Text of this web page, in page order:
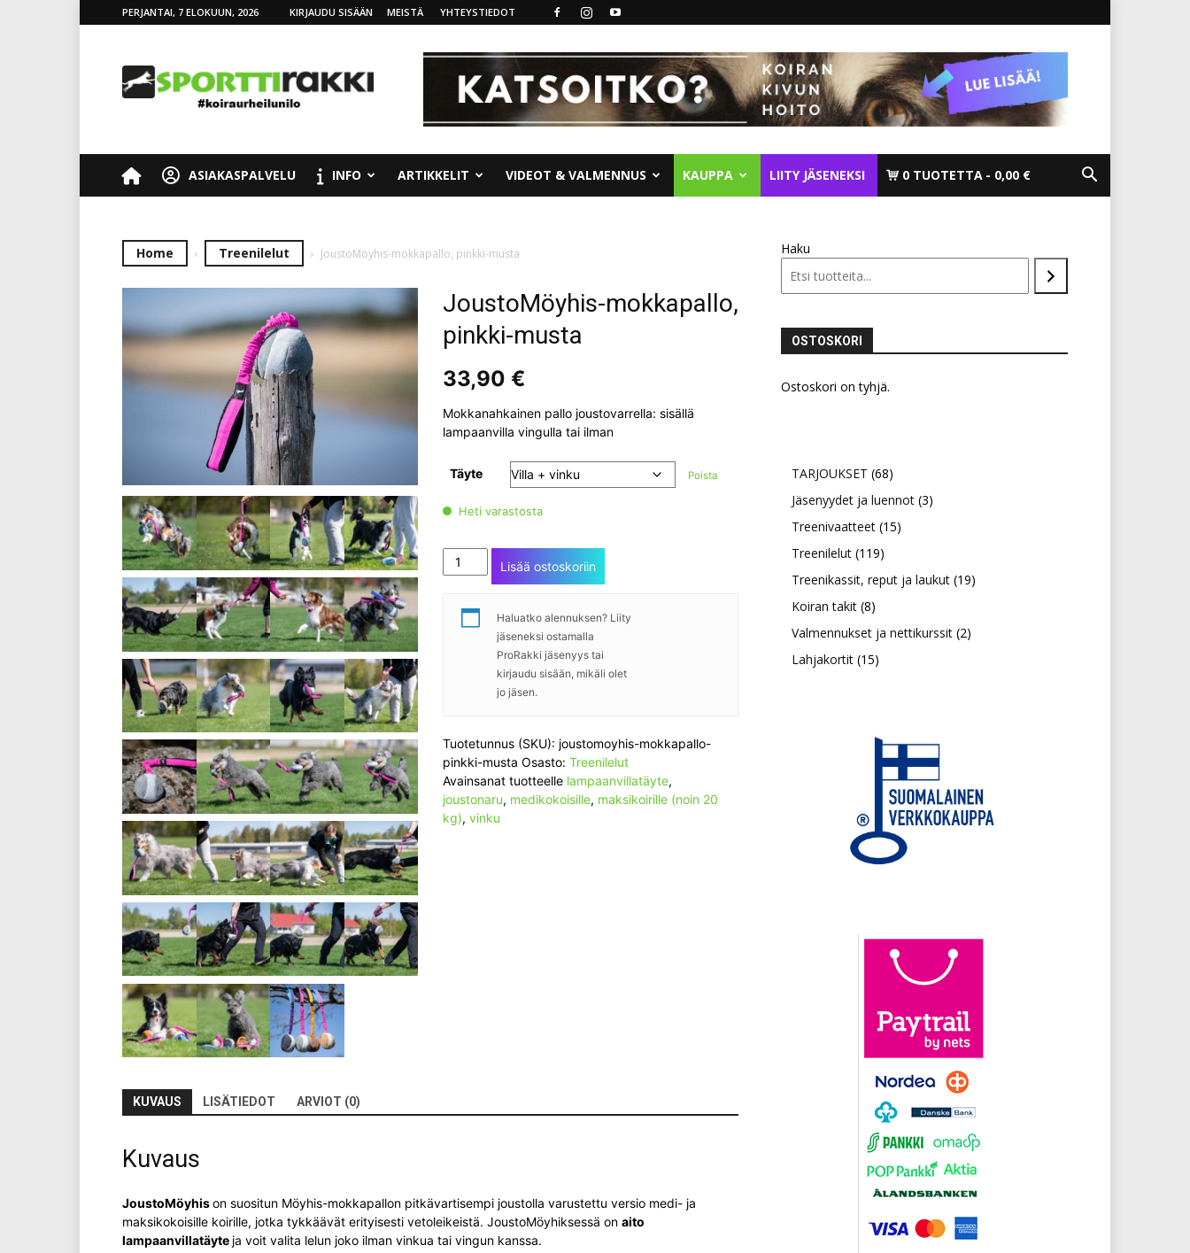
PERJANTAI, 7 ELOKUUN, 2026 KIRJAUDU SISÄÄN MEISTÄ YHTEYSTIEDOT
ASIAKASPALVELU INFO ARTIKKELIT VIDEOT & VALMENNUS KAUPPA LIITY JÄSENEKSI 0 TUOTETTA 0,00 €
Home Treenilelut JoustoMöyhis-mokkapallo, pinkki-musta
JoustoMöyhis-mokkapallo,
pinkki-musta
33,90 €
Mokkanahkainen pallo joustovarrella: sisällä
lampaanvilla vingulla tai ilman
Täyte Poista
Heti varastosta
JoustoMöyhis-
mokkapallo,
musta
määrä
Lisää ostoskoriin
Haluatko alennuksen? Liity
jäseneksi ostamalla
ProRakki jäsenyys tai
kirjaudu sisään, mikäli olet
jo jäsen.
Tuotetunnus (SKU): joustomoyhis-mokkapallo-
pinkki-musta Osasto: Treenilelut
Avainsanat tuotteelle lampaanvillatäyte,
joustonaru, medikokoisille, maksikoirille (noin 20
kg), vinku
KUVAUS LISÄTIEDOT ARVIOT (0)
Kuvaus
JoustoMöyhison suositun Möyhis-mokkapallon pitkävartisempi joustolla varustettu versio medi- ja
maksikokoisille koirille, jotka tykkäävät erityisesti vetoleikeistä. JoustoMöyhiksessä on aito
lampaanvillatäyte ja voit valita lelun joko ilman vinkua tai vingun kanssa.
Haku
OSTOSKORI
Ostoskori on tyhjä.
TARJOUKSET 6868
tuotetta
Jäsenyydet ja luennot 33
Treenivaatteet 1515
Treenilelut 119119
tuotetta
Treenikassit, reput ja laukut 1919
Koiran takit 88
tuotetta
Valmennukset ja nettikurssit 22
Lahjakortit 1515